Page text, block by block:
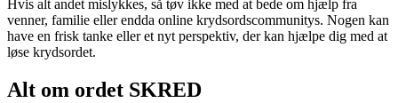
Hvis alt andet mislykkes, så tøv ikke med at bede om hjælp fra
venner, familie eller endda online krydsordscommunitys. Nogen kan
have en frisk tanke eller et nyt perspektiv, der kan hjælpe dig med at
løse krydsordet.
Alt om ordet SKRED